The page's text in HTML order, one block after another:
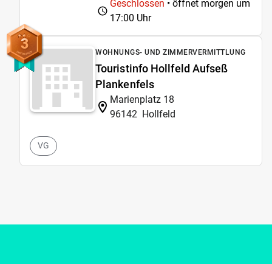
Geschlossen • öffnet morgen um
17:00 Uhr
3 WOHNUNGS- UND ZIMMERVERMITTLUNG
Touristinfo Hollfeld Aufseß
Plankenfels
Marienplatz 18
96142 Hollfeld
VG